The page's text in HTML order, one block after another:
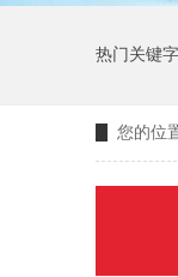
热门关键
您的位